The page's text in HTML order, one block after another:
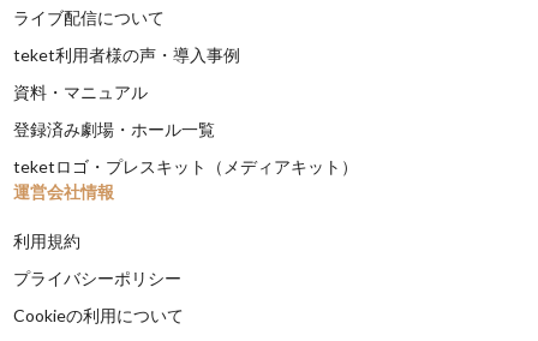
ライブ配信について
teket利用者様の声・導入事例
資料・マニュアル
登録済み劇場・ホール一覧
teketロゴ・プレスキット（メディアキット）
運営会社情報
利用規約
プライバシーポリシー
Cookieの利用について